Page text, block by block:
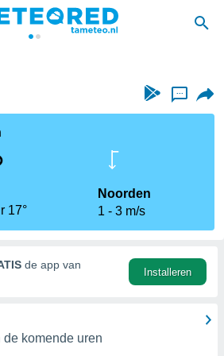
...
17°
Noorden
1
3 m/s
de app van
Installeren
komende uren